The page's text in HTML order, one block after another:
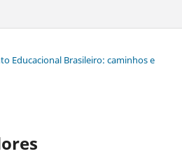
Educacional Brasileiro: caminhos e